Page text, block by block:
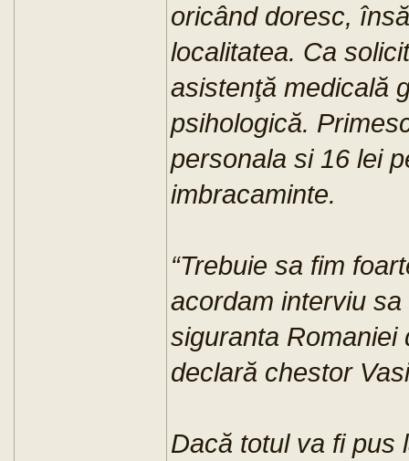
oricând doresc,
localitatea. Ca
asistenţă medicală
psihologică.
personala si 16 lei
imbracaminte.
“Trebuie sa fim
acordam interviu
siguranta Romaniei
declară chestor
Dacă totul va fi pus